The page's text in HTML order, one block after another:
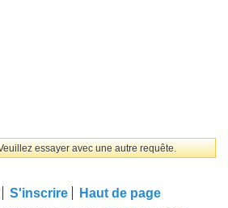
essayer avec une autre requête.
S'inscrire Haut de page